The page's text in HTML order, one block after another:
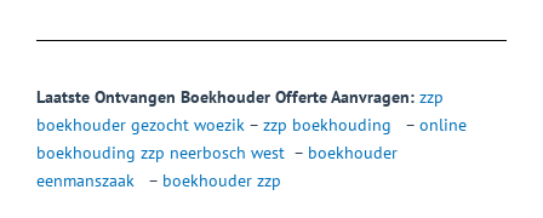
Laatste Ontvangen Boekhouder Offerte Aanvragen: zzp
boekhouder gezocht woezik – zzp boekhouding – online
boekhouding zzp neerbosch west – boekhouder
eenmanszaak
– boekhouder zzp